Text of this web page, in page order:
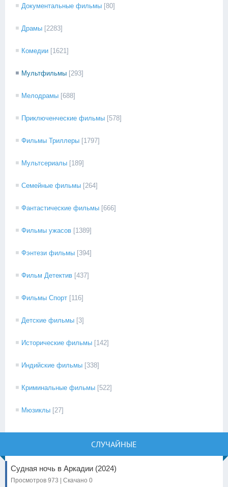
Документальные фильмы [80]
Драмы [2283]
Комедии [1621]
Мультфильмы [293]
Мелодрамы [688]
Приключенческие фильмы [578]
Фильмы Триллеры [1797]
Мультсериалы [189]
Семейные фильмы [264]
Фантастические фильмы [666]
Фильмы ужасов [1389]
Фэнтези фильмы [394]
Фильм Детектив [437]
Фильмы Спорт [116]
Детские фильмы [3]
Исторические фильмы [142]
Индийские фильмы [338]
Криминальные фильмы [522]
Мюзиклы [27]
СЛУЧАЙНЫЕ
Судная ночь в Аркадии (2024)
Просмотров 973 | Скачано 0